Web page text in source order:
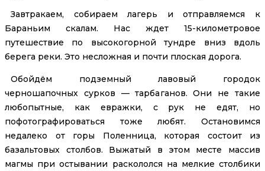
Завтракаем, собираем лагерь и отправляемся к
Бараньим скалам. Нас ждет 15-километровое
путешествие по высокогорной тундре вниз вдоль
берега реки. Это несложная и почти плоская дорога.
Обойдём подземный лавовый городок
черношапочных сурков — тарбаганов. Они не такие
любопытные, как евражки, с рук не едят, но
пофотографироваться тоже любят. Остановимся
недалеко от горы Поленница, которая состоит из
базальтовых столбов. Выжатый в этом месте массив
магмы при остывании раскололся на мелкие столбики